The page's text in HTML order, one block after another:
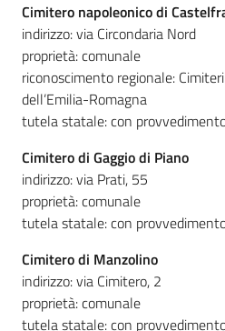
Cimitero napoleonico di
indirizzo: via Circondaria Nord
proprietà: comunale
riconoscimento regionale:
dell’Emilia-Romagna
tutela statale: con
Cimitero di Gaggio di Piano
indirizzo: via Prati, 55
proprietà: comunale
tutela statale: con
Cimitero di Manzolino
indirizzo: via Cimitero, 2
proprietà: comunale
tutela statale: con